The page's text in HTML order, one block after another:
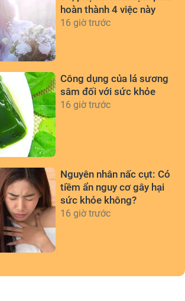
hoàn thành 4 việc này
16 giờ trước
Công dụng của lá sương
sâm đối với sức khỏe
16 giờ trước
Nguyên nhân nấc cụt: Có
tiềm ẩn nguy cơ gây hại
sức khỏe không?
16 giờ trước